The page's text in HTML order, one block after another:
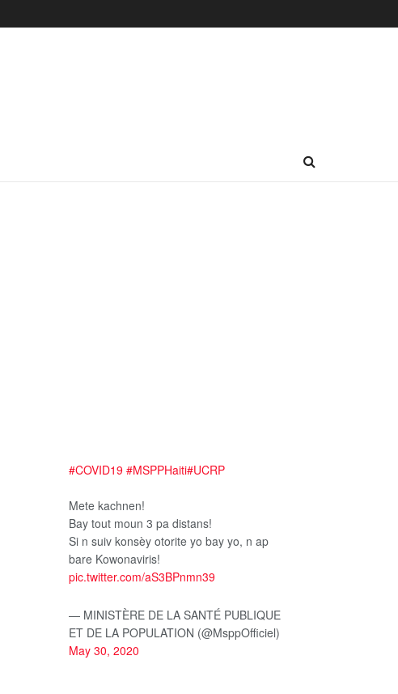
#COVID19 #MSPPHaiti#UCRP
Mete kachnen!
Bay tout moun 3 pa distans!
Si n suiv konsèy otorite yo bay yo, n ap
bare Kowonaviris!
pic.twitter.com/aS3BPnmn39
— MINISTÈRE DE LA SANTÉ PUBLIQUE
ET DE LA POPULATION (@MsppOfficiel)
May 30, 2020